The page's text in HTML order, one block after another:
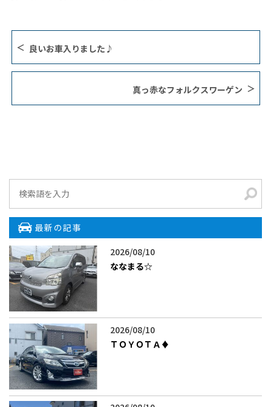
良いお車入りました♪
真っ赤なフォルクスワーゲン
最新の記事
2026/08/10
ななまる☆
2026/08/10
ＴＯＹＯＴＡ♦